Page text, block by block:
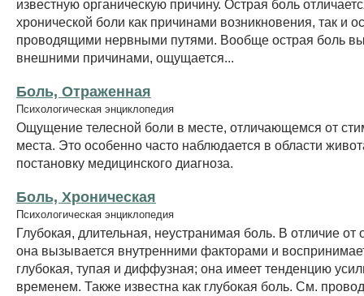
известную органическую причину. Острая боль
хронической боли как причинами возникновения, так и
проводящими нервными путями. Вообще острая боль
внешними причинами, ощущается...
Боль, Отраженная
Психологическая энциклопедия
Ощущение телесной боли в месте, отличающемся от
места. Это особенно часто наблюдается в области
постановку медицинского диагноза.
Боль, Хроническая
Психологическая энциклопедия
Глубокая, длительная, неустранимая боль. В отличие от
она вызывается внутренними факторами и
глубокая, тупая и диффузная; она имеет тенденцию
временем. Также известна как глубокая боль. См.